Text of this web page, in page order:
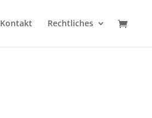
Kontakt Rechtliches